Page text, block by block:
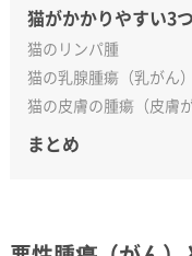
猫がかかりやすい3
猫のリンパ腫
猫の乳腺腫瘍（乳がん）
猫の皮膚の腫瘍（皮膚が
まとめ